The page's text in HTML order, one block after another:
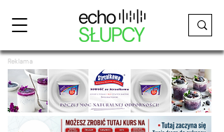
Reklama